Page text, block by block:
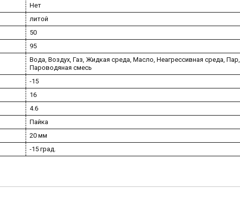
Нет
литой
50
95
Вода, Воздух, Газ, Жидкая среда, Масло, Неагрессивная среда, Пар,
Пароводяная смесь
-15
16
4.6
Пайка
20 мм
-15 град.